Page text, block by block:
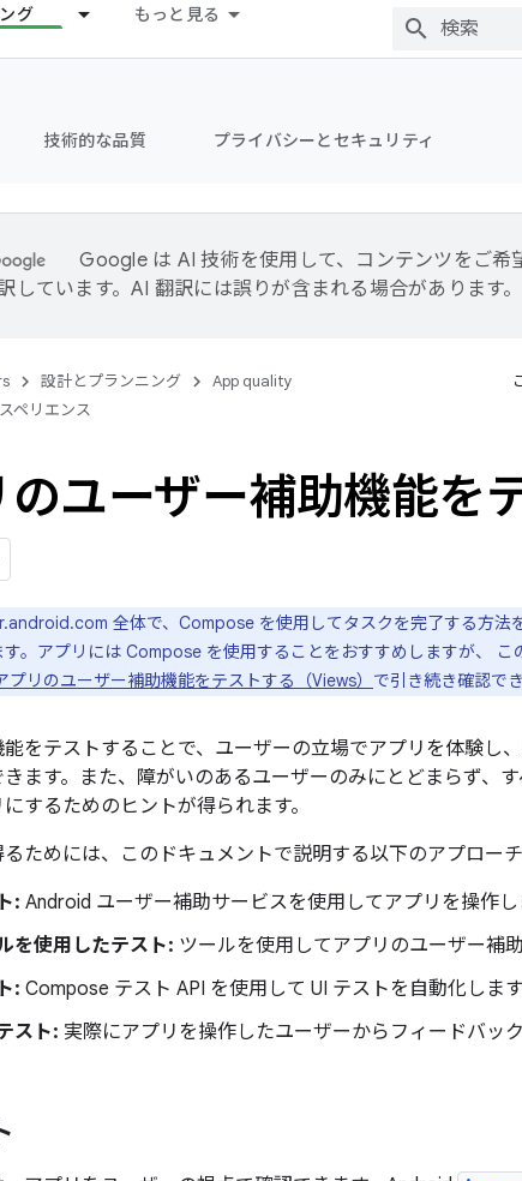
グ もっと見る
技術的な品質 プライバシーとセキュリティ
Google は AI 技術を使用して、コンテンツをご希
しています。AI 翻訳には誤りが含まれる場合があります。
設計とプランニング
App quality
ペリエンス
のユーザー補助機能を
全体で、Compose を使用してタスクを完了する方法
す。アプリには Compose を使用することをおすすめしますが、
プリのユーザー補助機能をテストする（Views） で引き続き確認でき
をテストすることで、ユーザーの立場でアプリを体験し
ます。また、障がいのあるユーザーのみにとどまらず、
するためのヒントが得られます。
ためには、このドキュメントで説明する以下のアプロー
: Android ユーザー補助サービスを使用してアプリを操作し
を使用したテスト: ツールを使用してアプリのユーザー補
: Compose テスト API を使用して UI テストを自動化します
スト: 実際にアプリを操作したユーザーからフィードバック